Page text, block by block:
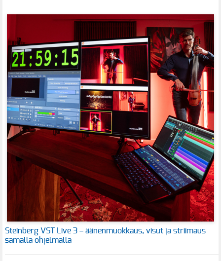
Steinberg VST Live 3 – äänenmuokkaus, visut ja striimaus
samalla ohjelmalla